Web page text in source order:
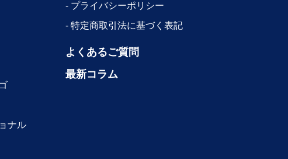
ナル
プライバシーポリシー
特定商取引法に基づく表記
よくあるご質問
最新コラム